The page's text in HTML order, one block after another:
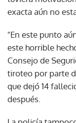
exacta aún no
"En este punto
este horrible
Consejo de
tiroteo por parte
que dejó 14
después.